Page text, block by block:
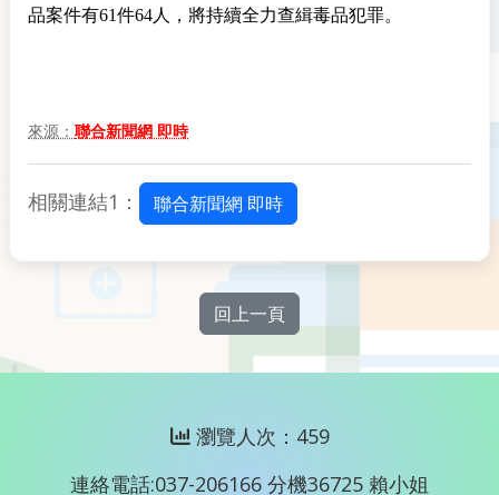
品案件有61件64人，將持續全力查緝毒品犯罪。
來源： 聯合新聞網 即時
相關連結1： 聯合新聞網 即時
回上一頁
瀏覽人次：459
連絡電話:037-206166 分機36725 賴小姐